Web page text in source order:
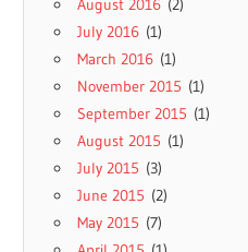
August 2016(2)
July 2016(1)
March 2016(1)
November 2015 (1)
September 2015 (1)
August 2015 (1)
July 2015 (3)
June 2015 (2)
May 2015 (7)